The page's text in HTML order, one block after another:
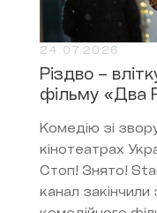
24.07.2026
Різдво –
фільму «Два
Комедію зі
кінотеатрах
Стоп! Знято!
канал